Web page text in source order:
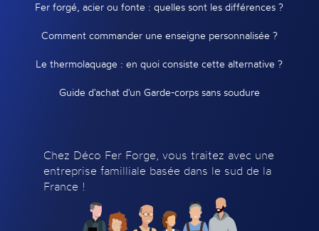
Fer forgé, acier ou fonte : quelles sont les différences ?
Comment commander une enseigne personnalisée ?
Le thermolaquage : en quoi consiste cette alternative ?
Guide d'achat d'un Garde-corps sans soudure
Chez Déco Fer Forge, vous traitez avec une
entreprise familliale basée dans le sud de la
France !